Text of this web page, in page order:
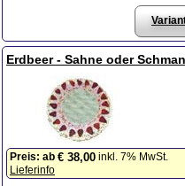
Erdbeer - Sahne oder
Preis: ab € 38,00 inkl. 7% MwSt.
Lieferinfo